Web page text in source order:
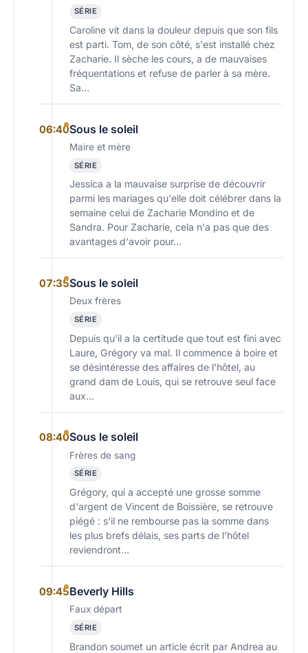
SÉRIE
Caroline vit dans la douleur depuis que son fils
est parti. Tom, de son côté, s'est installé chez
Zacharie. Il sèche les cours, a de mauvaises
fréquentations et refuse de parler à sa mère.
Sa…
06:40Sous le soleil
Maire et mère
SÉRIE
Jessica a la mauvaise surprise de découvrir
parmi les mariages qu'elle doit célébrer dans la
semaine celui de Zacharie Mondino et de
Sandra. Pour Zacharie, cela n'a pas que des
avantages d'avoir pour…
07:35Sous le soleil
Deux frères
SÉRIE
Depuis qu'il a la certitude que tout est fini avec
Laure, Grégory va mal. Il commence à boire et
se désintéresse des affaires de l'hôtel, au
grand dam de Louis, qui se retrouve seul face
aux…
08:40Sous le soleil
Frères de sang
SÉRIE
Grégory, qui a accepté une grosse somme
d'argent de Vincent de Boissière, se retrouve
piégé : s'il ne rembourse pas la somme dans
les plus brefs délais, ses parts de l'hôtel
reviendront…
09:45Beverly Hills
Faux départ
SÉRIE
Brandon soumet un article écrit par Andrea au